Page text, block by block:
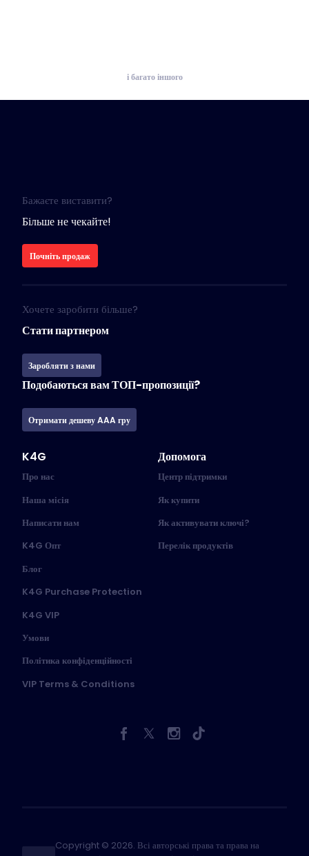
і багато іншого
Бажаєте виставити?
Більше не чекайте!
Почніть продаж
Хочете заробити більше?
Стати партнером
Заробляти з нами
Подобаються вам ТОП-пропозиції?
Отримати дешеву AAA гру
K4G
Про нас
Наша місія
Написати нам
K4G Опт
Блог
K4G Purchase Protection
K4G VIP
Умови
Політика конфіденційності
VIP Terms & Conditions
Допомога
Центр підтримки
Як купити
Як активувати ключі?
Перелік продуктів
Copyright © 2026. Всі авторські права та права на